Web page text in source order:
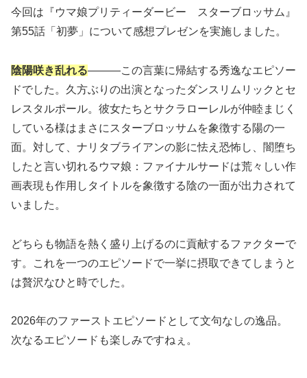
今回は『ウマ娘プリティーダービー スターブロッサム』
第55話「初夢」について感想プレゼンを実施しました。
陰陽咲き乱れる———この言葉に帰結する秀逸なエピソー
ドでした。久方ぶりの出演となったダンスリムリックとセ
レスタルポール。彼女たちとサクラローレルが仲睦まじく
している様はまさにスターブロッサムを象徴する陽の一
面。対して、ナリタブライアンの影に怯え恐怖し、闇堕ち
したと言い切れるウマ娘：ファイナルサードは荒々しい作
画表現も作用しタイトルを象徴する陰の一面が出力されて
いました。
どちらも物語を熱く盛り上げるのに貢献するファクターで
す。これを一つのエピソードで一挙に摂取できてしまうと
は贅沢なひと時でした。
2026年のファーストエピソードとして文句なしの逸品。
次なるエピソードも楽しみですねぇ。